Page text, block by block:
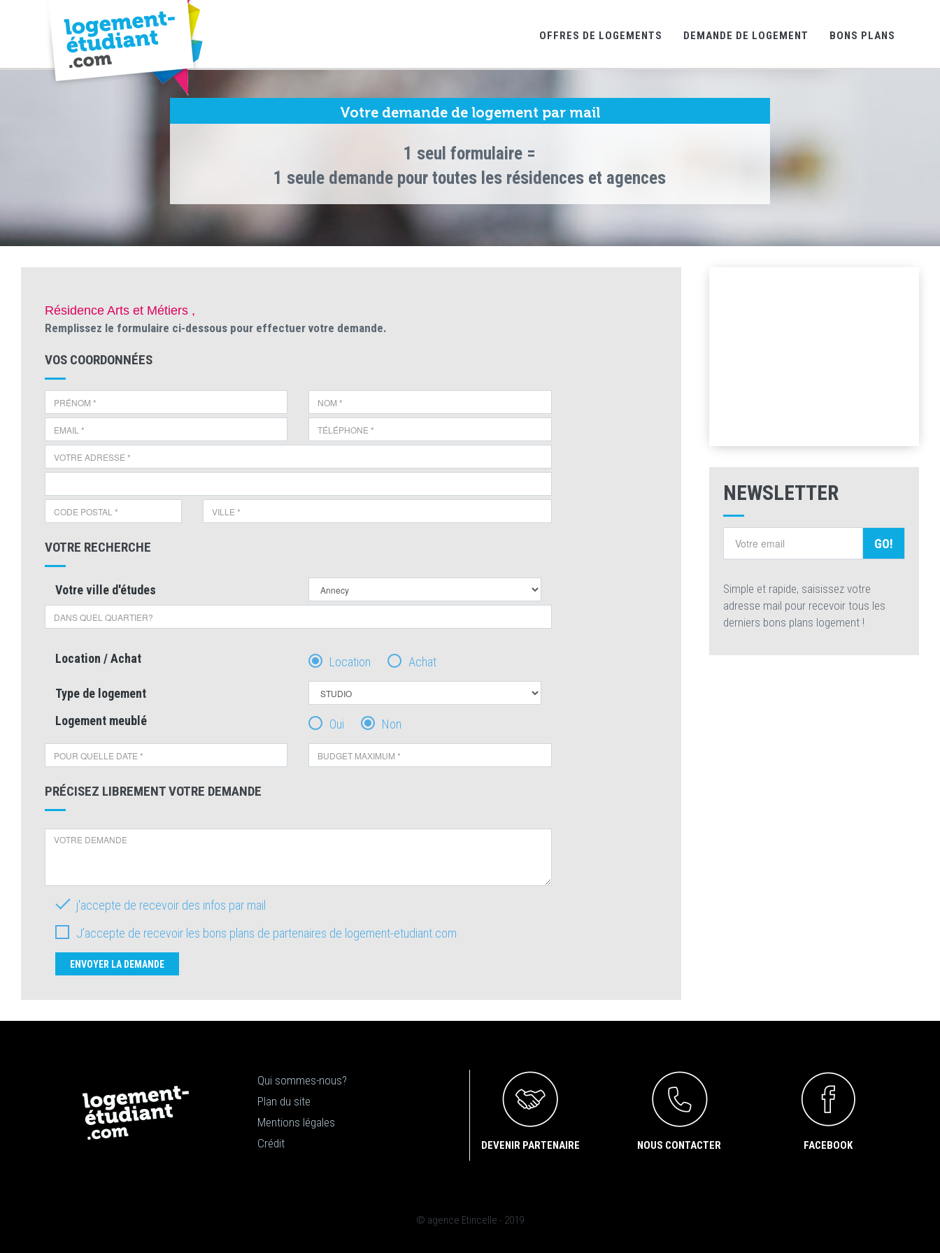
OFFRES DE LOGEMENTS DEMANDE DE LOGEMENT BONS PLANS
Votre demande de logement par mail
1 seul formulaire =
1 seule demande pour toutes les résidences et agences
NEWSLETTER
GO!
Simple et rapide, saisissez votre
adresse mail pour recevoir tous les
derniers bons plans logement !
Résidence Arts et Métiers ,
Remplissez le formulaire ci-dessous pour effectuer votre demande.
VOS COORDONNÉES
VOTRE RECHERCHE
Votre ville d'études
Location / Achat Location Achat
Type de logement
Logement meublé
Oui Non
PRÉCISEZ LIBREMENT VOTRE DEMANDE
j'accepte de recevoir des infos par mail
J’accepte de recevoir les bons plans de partenaires de logement-etudiant.com
ENVOYER LA DEMANDE
Qui sommes-nous?
Plan du site
Mentions légales
Crédit
DEVENIR PARTENAIRE NOUS CONTACTER FACEBOOK
© agence Etincelle - 2019